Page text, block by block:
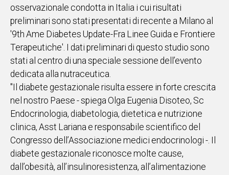
SPORT
EVENTI
STORIE
VIDEO
UNISCITI
AL CANALE
WHATSAPP
osservazionale condotta in Italia i cui risultati
preliminari sono stati presentati di recente a Milano al
'9th Ame Diabetes Update-Fra Linee Guida e Frontiere
Terapeutiche'. I dati preliminari di questo studio sono
stati al centro di una speciale sessione dell’evento
dedicata alla nutraceutica.
"Il diabete gestazionale risulta essere in forte crescita
nel nostro Paese - spiega Olga Eugenia Disoteo, Sc
Endocrinologia, diabetologia, dietetica e nutrizione
clinica, Asst Lariana e responsabile scientifico del
Congresso dell’Associazione medici endocrinologi -. Il
diabete gestazionale riconosce molte cause,
dall’obesità, all’insulinoresistenza, all’alimentazione